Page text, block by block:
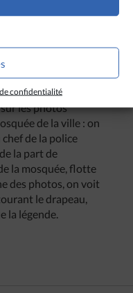
confidentialité
du sud de la
de
le contrôle
les photos
de la ville : on
de la police
la part de
la mosquée, flotte
des photos, on voit
le drapeau,
la légende.